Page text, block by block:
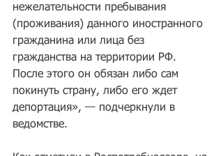
нежелательности пребывания
(проживания) данного иностранного
гражданина или лица без
гражданства на территории РФ.
После этого он обязан либо сам
покинуть страну, либо его ждет
депортация», — подчеркнули в
ведомстве.